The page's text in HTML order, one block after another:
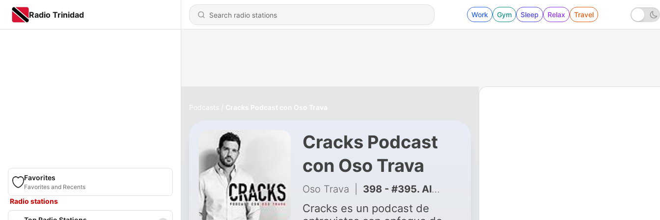
Radio Trinidad Work Gym Sleep Relax Travel
Favorites
Favorites and Recents
Radio stations
Podcasts Cracks Podcast con Oso Trava
Cracks Podcast
con Oso Trava
Oso Trava 398 - #395. Alejandro Ramos - SICLO, Construir Comunidades, Atraer Gran Talento y Reclutar Talento Imposible
Cracks es un podcast de